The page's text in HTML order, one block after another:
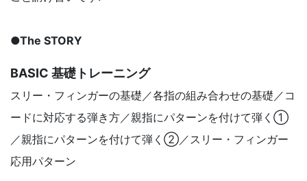
●The STORY
BASIC 基礎トレーニング
スリー・フィンガーの基礎／各指の組み合わせの基礎／コ
ードに対応する弾き方／親指にパターンを付けて弾く①
／親指にパターンを付けて弾く②／スリー・フィンガー
応用パターン